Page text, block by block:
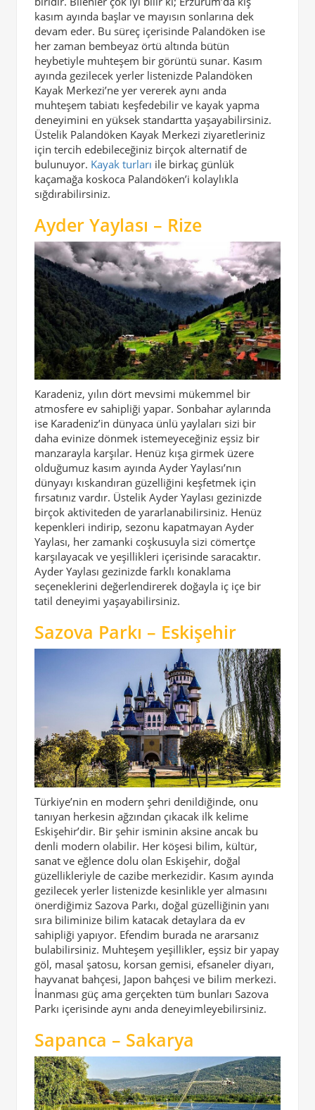
kasım ayında başlar ve mayısın sonlarına dek
devam eder. Bu süreç içerisinde Palandöken ise
her zaman bembeyaz örtü altında bütün
heybetiyle muhteşem bir görüntü sunar. Kasım
ayında gezilecek yerler listenizde Palandöken
Kayak Merkezi’ne yer vererek aynı anda
muhteşem tabiatı keşfedebilir ve kayak yapma
deneyimini en yüksek standartta yaşayabilirsiniz.
Üstelik Palandöken Kayak Merkezi ziyaretleriniz
için tercih edebileceğiniz birçok alternatif de
bulunuyor. Kayak turları ile birkaç günlük
kaçamağa koskoca Palandöken’i kolaylıkla
sığdırabilirsiniz.
Ayder Yaylası – Rize
Karadeniz, yılın dört mevsimi mükemmel bir
atmosfere ev sahipliği yapar. Sonbahar aylarında
ise Karadeniz’in dünyaca ünlü yaylaları sizi bir
daha evinize dönmek istemeyeceğiniz eşsiz bir
manzarayla karşılar. Henüz kışa girmek üzere
olduğumuz kasım ayında Ayder Yaylası’nın
dünyayı kıskandıran güzelliğini keşfetmek için
fırsatınız vardır. Üstelik Ayder Yaylası gezinizde
birçok aktiviteden de yararlanabilirsiniz. Henüz
kepenkleri indirip, sezonu kapatmayan Ayder
Yaylası, her zamanki coşkusuyla sizi cömertçe
karşılayacak ve yeşillikleri içerisinde saracaktır.
Ayder Yaylası gezinizde farklı konaklama
seçeneklerini değerlendirerek doğayla iç içe bir
tatil deneyimi yaşayabilirsiniz.
Sazova Parkı – Eskişehir
Türkiye’nin en modern şehri denildiğinde, onu
tanıyan herkesin ağzından çıkacak ilk kelime
Eskişehir’dir. Bir şehir isminin aksine ancak bu
denli modern olabilir. Her köşesi bilim, kültür,
sanat ve eğlence dolu olan Eskişehir, doğal
güzellikleriyle de cazibe merkezidir. Kasım ayında
gezilecek yerler listenizde kesinlikle yer almasını
önerdiğimiz Sazova Parkı, doğal güzelliğinin yanı
sıra biliminize bilim katacak detaylara da ev
sahipliği yapıyor. Efendim burada ne ararsanız
bulabilirsiniz. Muhteşem yeşillikler, eşsiz bir yapay
göl, masal şatosu, korsan gemisi, efsaneler diyarı,
hayvanat bahçesi, Japon bahçesi ve bilim merkezi.
İnanması güç ama gerçekten tüm bunları Sazova
Parkı içerisinde aynı anda deneyimleyebilirsiniz.
Sapanca – Sakarya